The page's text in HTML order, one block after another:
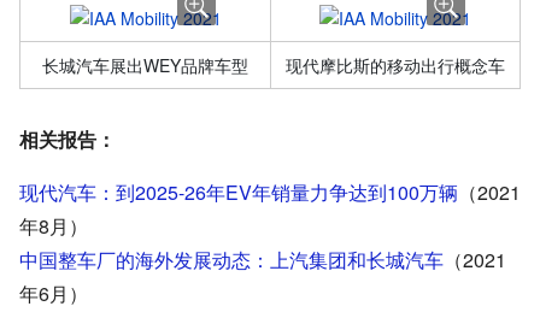
长城汽车展出WEY品牌车型 现代摩比斯的移动出行概念车
相关报告：
现代汽车：到2025-26年EV年销量力争达到100万辆 （2021
年8月）
中国整车厂的海外发展动态：上汽集团和长城汽车 （2021
年6月）